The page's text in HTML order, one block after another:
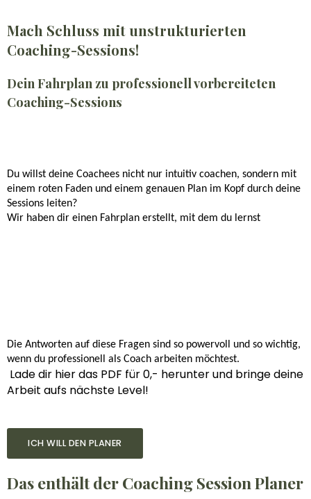
Mach Schluss mit unstrukturierten
Coaching-Sessions!
Dein Fahrplan zu professionell vorbereiteten
Coaching-Sessions
Du willst deine Coachees nicht nur intuitiv coachen, sondern mit
einem roten Faden und einem genauen Plan im Kopf durch deine
Sessions leiten?
Wir haben dir einen Fahrplan erstellt, mit dem du lernst
Die Antworten auf diese Fragen sind so powervoll und so wichtig,
wenn du professionell als Coach arbeiten möchtest.
Lade dir hier das PDF für 0,- herunter und bringe deine
Arbeit aufs nächste Level!
ICH WILL DEN PLANER
Das enthält der Coaching Session Planer